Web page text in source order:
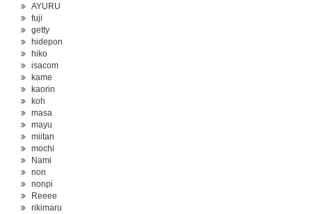
AYURU
fuji
getty
hidepon
hiko
isacom
kame
kaorin
koh
masa
mayu
miitan
mochi
Nami
non
nonpi
Reeee
rikimaru